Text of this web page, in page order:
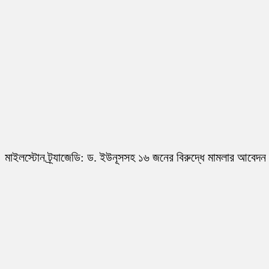
মাইলস্টোন ট্র্যাজেডি: ড. ইউনূসসহ ১৬ জনের বিরুদ্ধে মামলার আবেদন